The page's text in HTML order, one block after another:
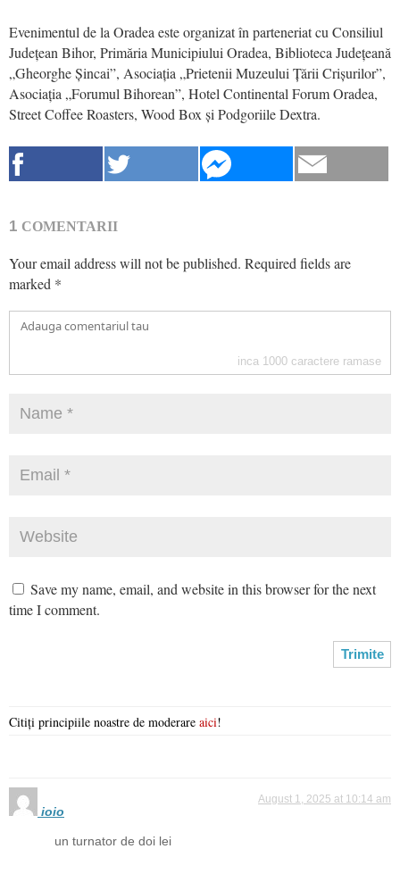
Evenimentul de la Oradea este organizat în parteneriat cu Consiliul
Județean Bihor, Primăria Municipiului Oradea, Biblioteca Județeană
„Gheorghe Șincai”, Asociația „Prietenii Muzeului Țării Crișurilor”,
Asociația „Forumul Bihorean”, Hotel Continental Forum Oradea,
Street Coffee Roasters, Wood Box și Podgoriile Dextra.
1 COMENTARII
Your email address will not be published. Required fields are
marked *
inca 1000 caractere ramase
Save my name, email, and website in this browser for the next
time I comment.
Citiți principiile noastre de moderare aici!
ioio
August 1, 2025 at 10:14 am
un turnator de doi lei